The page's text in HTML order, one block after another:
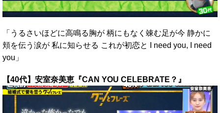
「うるさいほどに高鳴る胸が 柄にもなく竦む足が今 静かに
頬を伝う涙が 私に知らせる これが初恋と I need you, I need
you」
【40代】安室奈美恵『CAN YOU CELEBRATE？』